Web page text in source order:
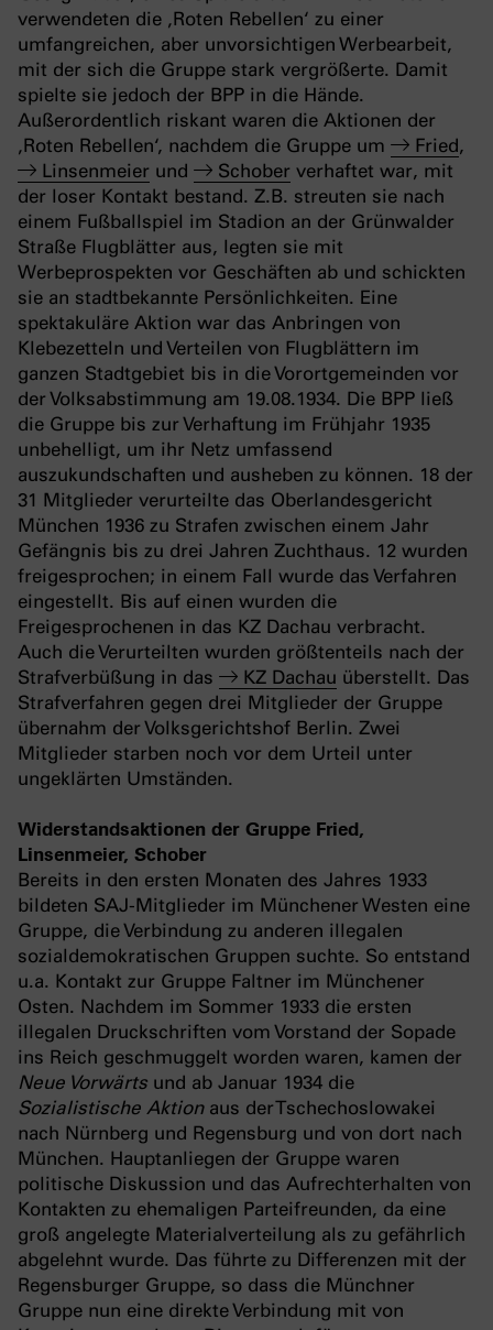
verwendeten die ‚Roten Rebellen‘ zu einer
umfangreichen, aber unvorsichtigen Werbearbeit,
mit der sich die Gruppe stark vergrößerte. Damit
spielte sie jedoch der BPP in die Hände.
Außerordentlich riskant waren die Aktionen der
‚Roten Rebellen‘, nachdem die Gruppe um
Fried,
Linsenmeier und Schober verhaftet war, mit
der loser Kontakt bestand. Z.B. streuten sie nach
einem Fußballspiel im Stadion an der Grünwalder
Straße Flugblätter aus, legten sie mit
Werbeprospekten vor Geschäften ab und schickten
sie an stadtbekannte Persönlichkeiten. Eine
spektakuläre Aktion war das Anbringen von
Klebezetteln und Verteilen von Flugblättern im
ganzen Stadtgebiet bis in die Vorortgemeinden vor
der Volksabstimmung am 19.08.1934. Die BPP ließ
die Gruppe bis zur Verhaftung im Frühjahr 1935
unbehelligt, um ihr Netz umfassend
auszukundschaften und ausheben zu können. 18 der
31 Mitglieder verurteilte das Oberlandesgericht
München 1936 zu Strafen zwischen einem Jahr
Gefängnis bis zu drei Jahren Zuchthaus. 12 wurden
freigesprochen; in einem Fall wurde das Verfahren
eingestellt. Bis auf einen wurden die
Freigesprochenen in das KZ Dachau verbracht.
Auch die Verurteilten wurden größtenteils nach der
Strafverbüßung in das
KZ Dachau überstellt. Das
Strafverfahren gegen drei Mitglieder der Gruppe
übernahm der Volksgerichtshof Berlin. Zwei
Mitglieder starben noch vor dem Urteil unter
ungeklärten Umständen.
Widerstandsaktionen der Gruppe Fried,
Linsenmeier, Schober
Bereits in den ersten Monaten des Jahres 1933
bildeten SAJ-Mitglieder im Münchener Westen eine
Gruppe, die Verbindung zu anderen illegalen
sozialdemokratischen Gruppen suchte. So entstand
u.a. Kontakt zur Gruppe Faltner im Münchener
Osten. Nachdem im Sommer 1933 die ersten
illegalen Druckschriften vom Vorstand der Sopade
ins Reich geschmuggelt worden waren, kamen der
Neue Vorwärts und ab Januar 1934 die
Sozialistische Aktionaus der Tschechoslowakei
nach Nürnberg und Regensburg und von dort nach
München. Hauptanliegen der Gruppe waren
politische Diskussion und das Aufrechterhalten von
Kontakten zu ehemaligen Parteifreunden, da eine
groß angelegte Materialverteilung als zu gefährlich
abgelehnt wurde. Das führte zu Differenzen mit der
Regensburger Gruppe, so dass die Münchner
Gruppe nun eine direkte Verbindung mit von